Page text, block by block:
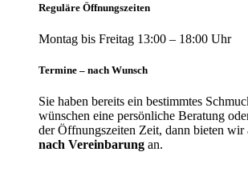
Reguläre Öffnungszeiten
Montag bis Freitag 13:00 – 18:00 Uhr
Termine – nach Wunsch
Sie haben bereits ein bestimmtes
wünschen eine persönliche Beratung
der Öffnungszeiten Zeit, dann bieten wir
nach Vereinbarung an.